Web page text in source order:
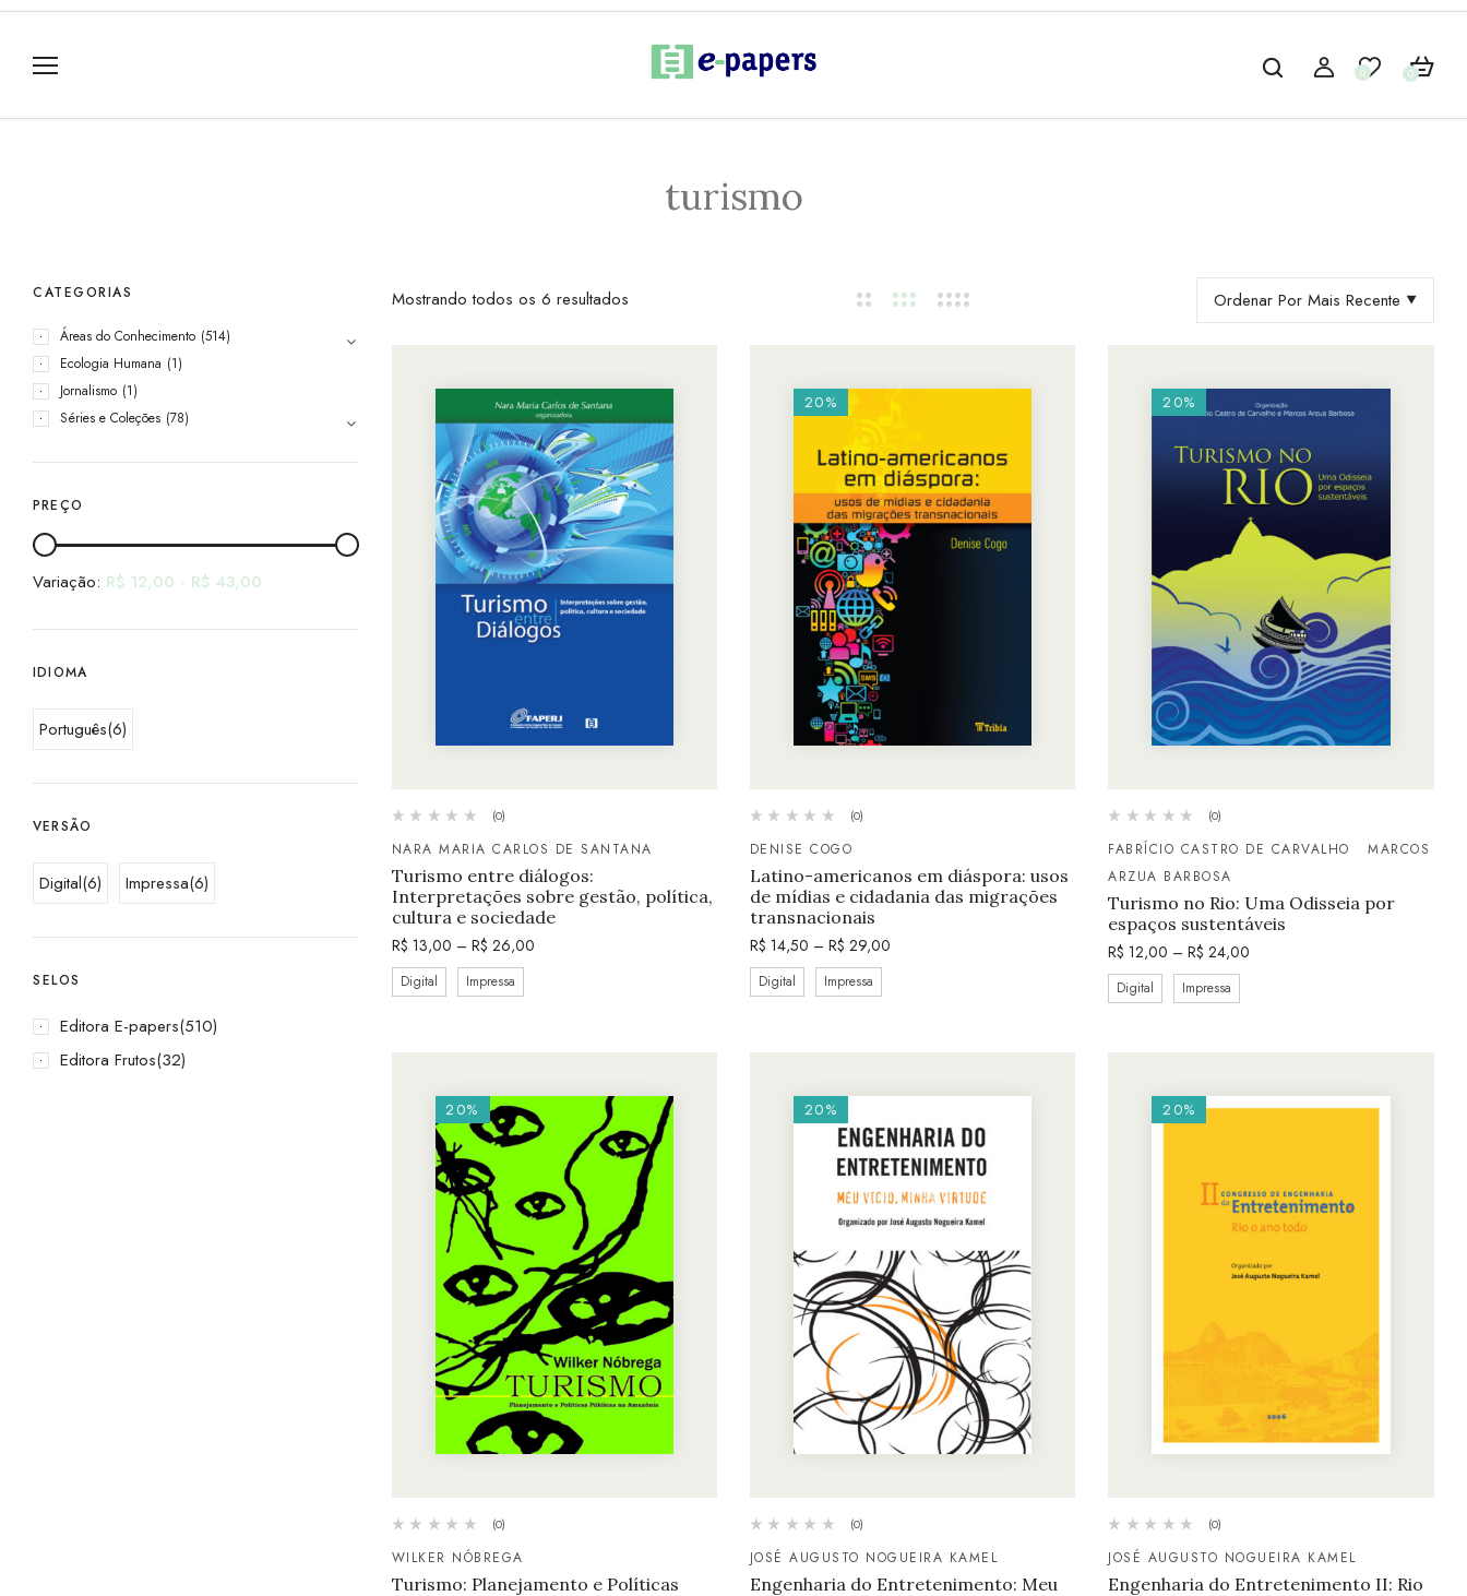
0 0
turismo
CATEGORIAS
Áreas do Conhecimento (514)
Ecologia Humana (1)
Jornalismo (1)
Séries e Coleções (78)
PREÇO
Variação: R$ 12,00 - R$ 43,00
IDIOMA
Português(6)
VERSÃO
Digital(6) Impressa(6)
SELOS
Editora E-papers(510)
Editora Frutos(32)
Mostrando todos os 6 resultados Ordenar Por Mais Recente
(0)
NARA MARIA CARLOS DE SANTANA
Turismo entre diálogos:
Interpretações sobre gestão, política,
cultura e sociedade
R$ 13,00 – R$ 26,00
Digital Impressa
20%
(0)
DENISE COGO
Latino-americanos em diáspora: usos
de mídias e cidadania das migrações
transnacionais
R$ 14,50 – R$ 29,00
Digital Impressa
20%
(0)
FABRÍCIO CASTRO DE CARVALHO
MARCOS
ARZUA BARBOSA
Turismo no Rio: Uma Odisseia por
espaços sustentáveis
R$ 12,00 – R$ 24,00
Digital Impressa
20%
(0)
WILKER NÓBREGA
Turismo: Planejamento e Políticas
20%
(0)
JOSÉ AUGUSTO NOGUEIRA KAMEL
Engenharia do Entretenimento: Meu
20%
(0)
JOSÉ AUGUSTO NOGUEIRA KAMEL
Engenharia do Entretenimento II: Rio